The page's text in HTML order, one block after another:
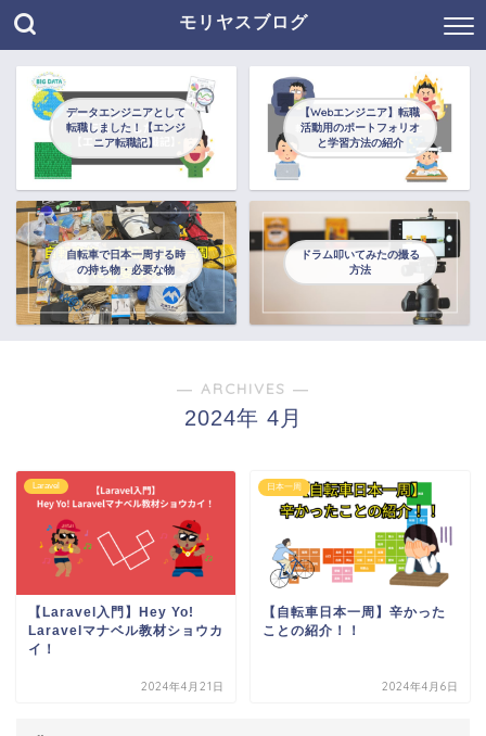
モリヤスブログ
データエンジニアとして
転職しました！【エンジ
ニア転職記】
【Webエンジニア】転職
活動用のポートフォリオ
と学習方法の紹介
自転車で日本一周する時
の持ち物・必要な物
ドラム叩いてみたの撮る
方法
― ARCHIVES ―
2024年 4月
Laravel
【Laravel入門】Hey Yo!
Laravelマナベル教材ショウカ
イ！
2024年4月21日
日本一周
【自転車日本一周】辛かった
ことの紹介！！
2024年4月6日